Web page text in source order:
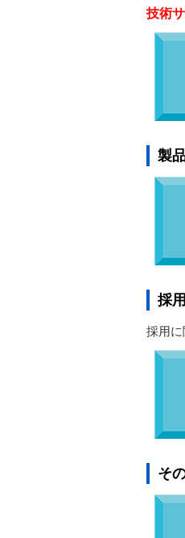
技術
製
採
採用
そ